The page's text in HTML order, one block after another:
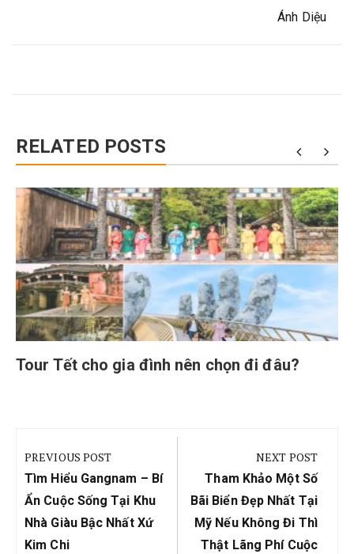
Ánh Diệu
RELATED POSTS
Tour Tết cho gia đình nên chọn đi đâu?
hướng
bài
viết
PREVIOUS POST
Previous
Post:
Tìm Hiểu Gangnam – Bí
Ẩn Cuộc Sống Tại Khu
Nhà Giàu Bậc Nhất Xứ
Kim Chi
NEXT POST
Next
Post:
Tham Khảo Một Số
Bãi Biển Đẹp Nhất Tại
Mỹ Nếu Không Đi Thì
Thật Lãng Phí Cuộc